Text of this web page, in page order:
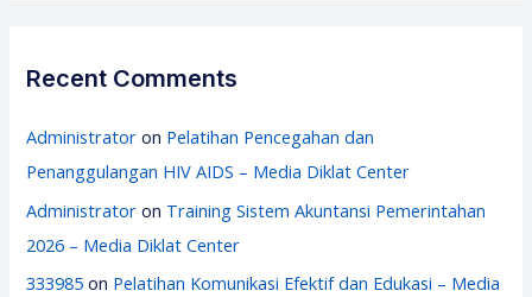
Recent Comments
Administrator on Pelatihan Pencegahan dan
Penanggulangan HIV AIDS – Media Diklat Center
Administrator on Training Sistem Akuntansi Pemerintahan
2026 – Media Diklat Center
333985 on Pelatihan Komunikasi Efektif dan Edukasi – Media